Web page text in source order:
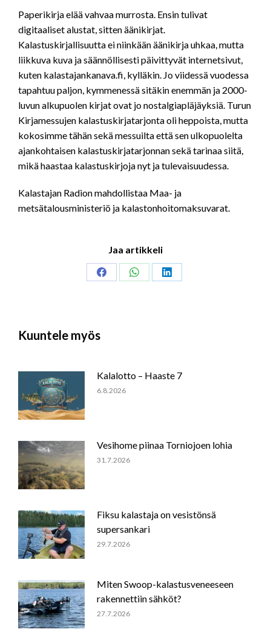
LINK
EMBED
Paperikirja elää vahvaa murrosta. Ensin tulivat
digitaaliset alustat, sitten äänikirjat.
Kalastuskirjallisuutta ei niinkään äänikirja uhkaa, mutta
liikkuva kuva ja säännöllisesti päivittyvät internetsivut,
kuten kalastajankanava.fi, kylläkin. Jo viidessä vuodessa
tapahtuu paljon, kymmenessä sitäkin enemmän ja 2000-
luvun alkupuolen kirjat ovat jo nostalgiapläjäyksiä. Turun
Kirjamessujen kalastuskirjatarjonta oli heppoista, mutta
kokosimme tähän sekä messuilta että sen ulkopuolelta
ajankohtaisen kalastuskirjatarjonnan sekä tarinaa siitä,
mikä haastaa kalastuskirjoja nyt ja tulevaisuudessa.
Kalastajan Radion mahdollistaa Maa- ja
metsätalousministeriö ja kalastonhoitomaksuvarat.
Jaa artikkeli
Share
Share
Share
Kuuntele myös
Kalalotto – Haaste 7
6.8.2026
Vesihome piinaa Torniojoen lohia
31.7.2026
Fiksu kalastaja on vesistönsä
supersankari
29.7.2026
Miten Swoop-kalastusveneeseen
rakennettiin sähköt?
27.7.2026